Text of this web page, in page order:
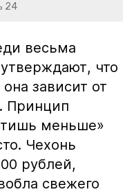
24
весьма
что
зависит от
Принцип
меньше»
Чехонь
рублей,
свежего